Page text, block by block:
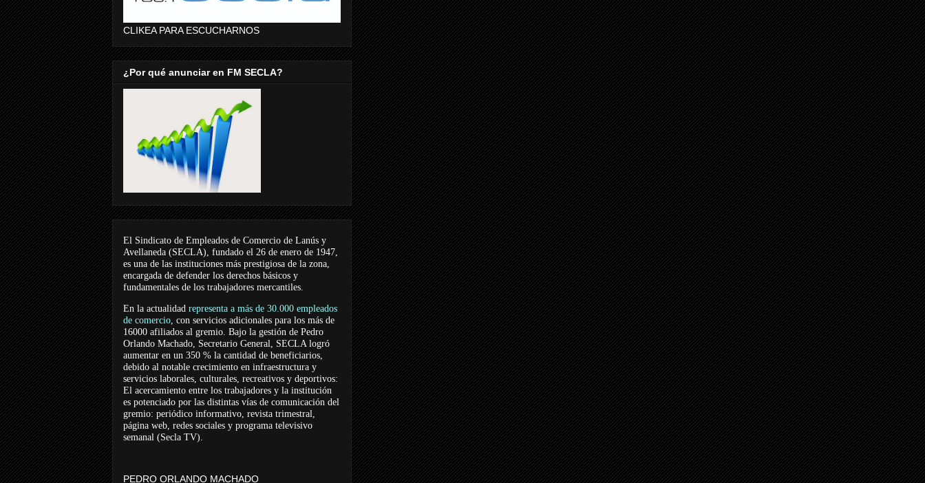
CLIKEA PARA ESCUCHARNOS
¿Por qué anunciar en FM SECLA?
El Sindicato de Empleados de Comercio de Lanús y
Avellaneda (SECLA), fundado el 26 de enero de 1947,
es una de las instituciones más prestigiosa de la zona,
encargada de defender los derechos básicos y
fundamentales de los trabajadores mercantiles.
En la actualidad representa a más de 30.000 empleados
de comercio, con servicios adicionales para los más de
16000 afiliados al gremio. Bajo la gestión de Pedro
Orlando Machado, Secretario General, SECLA logró
aumentar en un 350 % la cantidad de beneficiarios,
debido al notable crecimiento en infraestructura y
servicios laborales, culturales, recreativos y deportivos:
El acercamiento entre los trabajadores y la institución
es potenciado por las distintas vías de comunicación del
gremio: periódico informativo, revista trimestral,
página web, redes sociales y programa televisivo
semanal (Secla TV).
PEDRO ORLANDO MACHADO